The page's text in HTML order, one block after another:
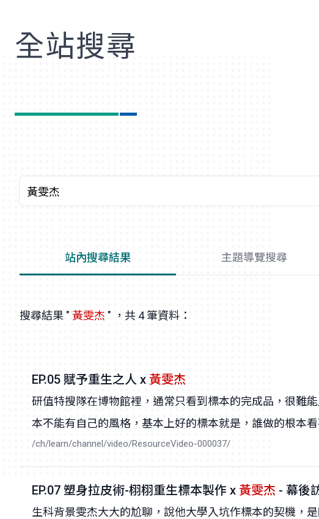
全站搜尋
關鍵字
站內搜尋結果 主題導覽搜尋
搜尋結果 " 黃雯杰 " ，共 4 筆資料：
EP.05 賦予重生之人 x 黃雯杰
研值特搜隊在博物館裡，通常只看到標本的完成品，很難
本不能有自己的風格，基本上好的標本就是，誰做的根本
/ch/learn/channel/video/ResourceVideo-000037/
EP.07 塑身拉皮術-栩栩重生標本製作 x 黃雯杰 - 幕後
生科背景雯杰大大的尬聊，說他大學入坑作標本的契機，